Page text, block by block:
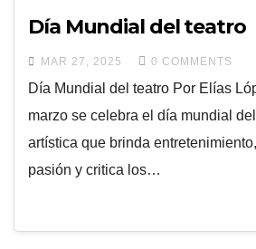
Día Mundial del teatro
MAR 27, 2025 0 COMMENTS
Día Mundial del teatro Por Elías
marzo se celebra el día mundial
artística que brinda
pasión y critica los…